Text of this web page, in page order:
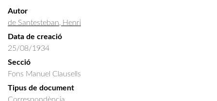
Autor
de Santesteban, Henri
Data de creació
25/08/1934
Secció
Fons Manuel Clausells
Tipus de document